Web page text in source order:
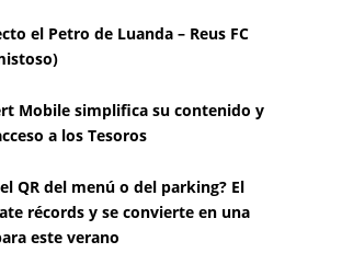
el Petro de Luanda – Reus FC
Mobile simplifica su contenido y
a los Tesoros
QR del menú o del parking? El
récords y se convierte en una
este verano